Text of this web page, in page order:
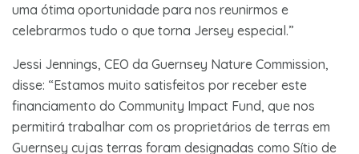
uma ótima oportunidade para nos reunirmos e
celebrarmos tudo o que torna Jersey especial.”
Jessi Jennings, CEO da Guernsey Nature Commission,
disse: “Estamos muito satisfeitos por receber este
financiamento do Community Impact Fund, que nos
permitirá trabalhar com os proprietários de terras em
Guernsey cujas terras foram designadas como Sítio de